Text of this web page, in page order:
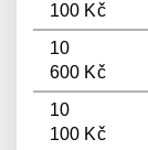
100 Kč
10
600 Kč
10
100 Kč